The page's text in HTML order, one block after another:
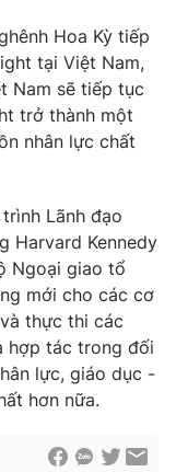
thao
Hoa Kỳ tiếp
tại Việt Nam,
Nam sẽ tiếp tục
trở thành một
nhân lực chất
Lãnh đạo
Harvard Kennedy
Ngoại giao tổ
mới cho các cơ
thực thi các
hợp tác trong đối
lực, giáo dục -
hơn nữa.